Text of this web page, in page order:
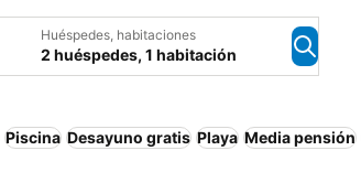
Huéspedes, habitaciones
2 huéspedes, 1 habitación
Piscina Desayuno gratis Playa Media pensión